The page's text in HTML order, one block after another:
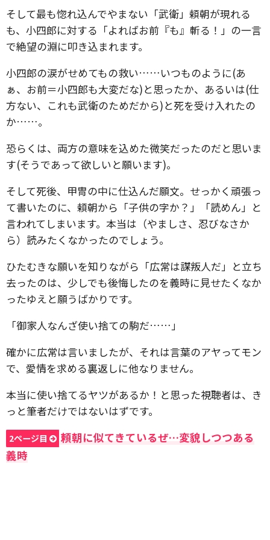
そして最も惚れ込んでやまない「武衛」頼朝が現れる
も、小四郎に対する「よればお前『も』斬る！」の一言
で絶望の淵に叩き込まれます。
小四郎の涙がせめてもの救い……いつものように(あ
ぁ、お前＝小四郎も大変だな)と思ったか、あるいは(仕
方ない、これも武衛のためだから)と死を受け入れたの
か……。
恐らくは、両方の意味を込めた微笑だったのだと思いま
す(そうであって欲しいと願います)。
そして死後、甲冑の中に仕込んだ願文。せっかく頑張っ
て書いたのに、頼朝から「子供の字か？」「読めん」と
言われてしまいます。本当は（やましさ、忍びなさか
ら）読みたくなかったのでしょう。
ひたむきな願いを知りながら「広常は謀叛人だ」と立ち
去ったのは、少しでも後悔したのを義時に見せたくなか
ったゆえと願うばかりです。
「御家人なんざ使い捨ての駒だ……」
確かに広常は言いましたが、それは言葉のアヤってモン
で、愛情を求める裏返しに他なりません。
本当に使い捨てるヤツがあるか！と思った視聴者は、き
っと筆者だけではないはずです。
2ページ目
頼朝に似てきているぜ…変貌しつつある
義時